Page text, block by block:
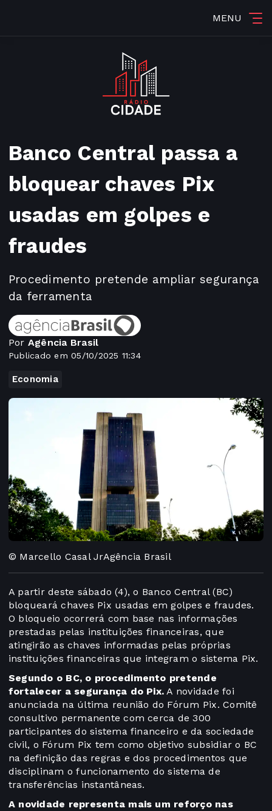
MENU
Banco Central passa a
bloquear chaves Pix
usadas em golpes e
fraudes
Procedimento pretende ampliar segurança
da ferramenta
Por Agência Brasil
Publicado em 05/10/2025 11:34
Economia
© Marcello Casal JrAgência Brasil
A partir deste sábado (4), o Banco Central (BC)
bloqueará chaves Pix usadas em golpes e fraudes.
O bloqueio ocorrerá com base nas informações
prestadas pelas instituições financeiras, que
atingirão as chaves informadas pelas próprias
instituições financeiras que integram o sistema Pix.
Segundo o BC, o procedimento pretende
fortalecer a segurança do Pix. A novidade foi
anunciada na última reunião do Fórum Pix. Comitê
consultivo permanente com cerca de 300
participantes do sistema financeiro e da sociedade
civil, o Fórum Pix tem como objetivo subsidiar o BC
na definição das regras e dos procedimentos que
disciplinam o funcionamento do sistema de
transferências instantâneas.
A novidade representa mais um reforço nas